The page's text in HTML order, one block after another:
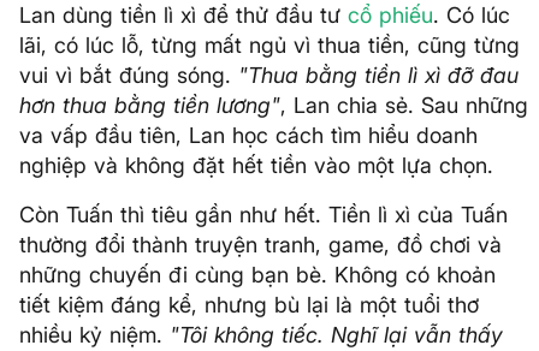
Lan dùng tiền lì xì để thử đầu tư cổ phiếu. Có lúc
lãi, có lúc lỗ, từng mất ngủ vì thua tiền, cũng từng
vui vì bắt đúng sóng. "Thua bằng tiền lì xì đỡ đau
hơn thua bằng tiền lương", Lan chia sẻ. Sau những
va vấp đầu tiên, Lan học cách tìm hiểu doanh
nghiệp và không đặt hết tiền vào một lựa chọn.
Còn Tuấn thì tiêu gần như hết. Tiền lì xì của Tuấn
thường đổi thành truyện tranh, game, đồ chơi và
những chuyến đi cùng bạn bè. Không có khoản
tiết kiệm đáng kể, nhưng bù lại là một tuổi thơ
nhiều kỷ niệm. "Tôi không tiếc. Nghĩ lại vẫn thấy